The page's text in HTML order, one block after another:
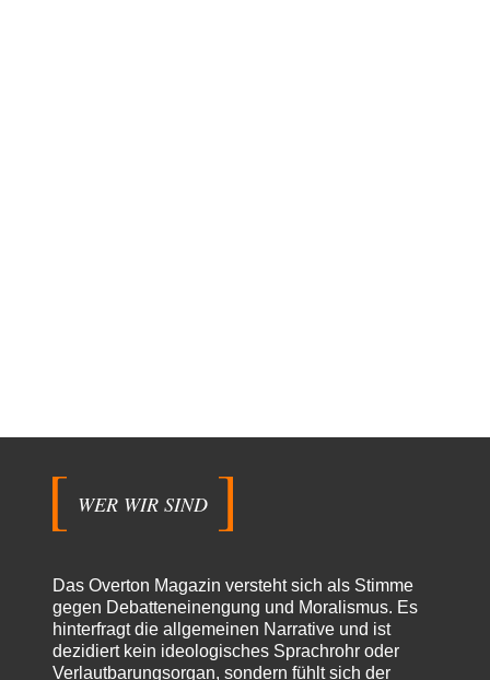
WER WIR SIND
Das Overton Magazin versteht sich als Stimme
gegen Debatteneinengung und Moralismus. Es
hinterfragt die allgemeinen Narrative und ist
dezidiert kein ideologisches Sprachrohr oder
Verlautbarungsorgan, sondern fühlt sich der